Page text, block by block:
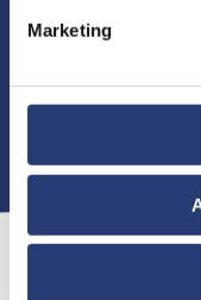
Marketing